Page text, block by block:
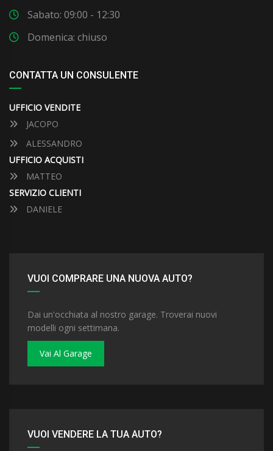
Sabato: 09:00 - 12:30
Domenica: chiuso
CONTATTA UN CONSULENTE
UFFICIO VENDITE
JACOPO
ALESSANDRO
UFFICIO ACQUISTI
MATTEO
SERVIZIO CLIENTI
DANIELE
VUOI COMPRARE UNA NUOVA AUTO?
Dai un'occhiata al nostro garage. Troverai nuovi
modelli ogni settimana.
Vai Al Garage
VUOI VENDERE LA TUA AUTO?